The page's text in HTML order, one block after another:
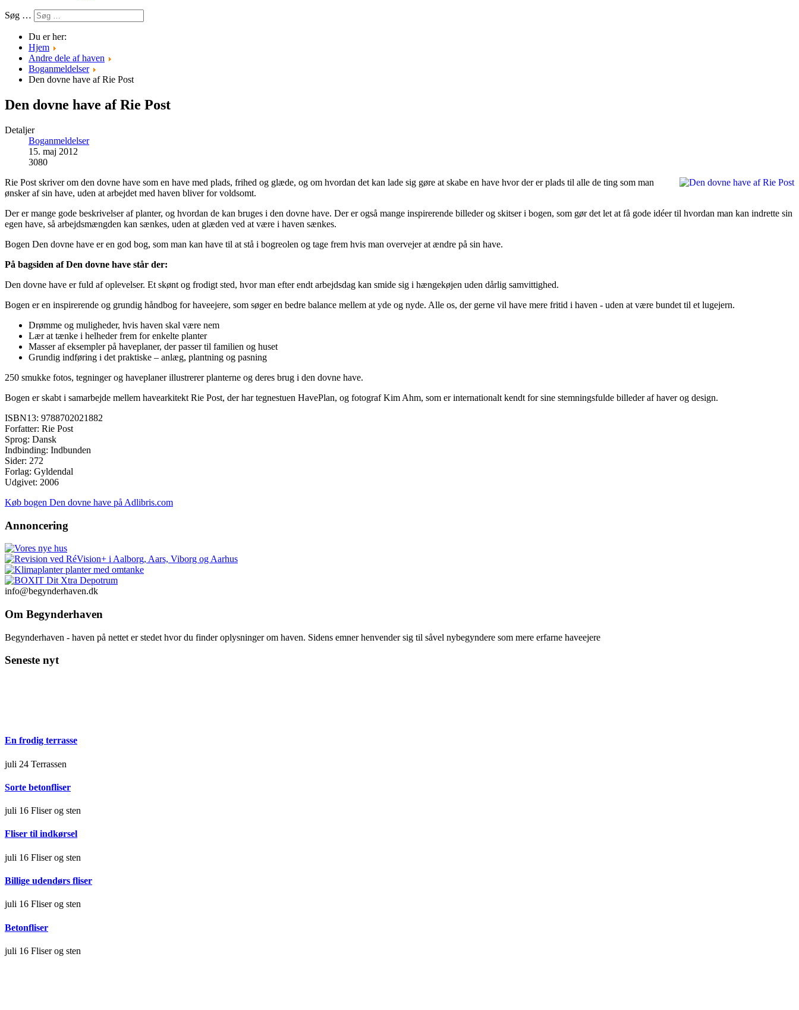
Søg …
Du er her:
Hjem
Andre dele af haven
Boganmeldelser
Den dovne have af Rie Post
Den dovne have af Rie Post
Detaljer
Boganmeldelser
15. maj 2012
3080
Rie Post skriver om den dovne have som en have med plads, frihed og glæde, og om hvordan det kan lade sig gøre at skabe en have hvor der er plads til alle de ting som man
ønsker af sin have, uden at arbejdet med haven bliver for voldsomt.
Der er mange gode beskrivelser af planter, og hvordan de kan bruges i den dovne have. Der er også mange inspirerende billeder og skitser i bogen, som gør det let at få gode idéer til hvordan man kan indrette sin
egen have, så arbejdsmængden kan sænkes, uden at glæden ved at være i haven sænkes.
Bogen Den dovne have er en god bog, som man kan have til at stå i bogreolen og tage frem hvis man overvejer at ændre på sin have.
På bagsiden af Den dovne have står der:
Den dovne have er fuld af oplevelser. Et skønt og frodigt sted, hvor man efter endt arbejdsdag kan smide sig i hængekøjen uden dårlig samvittighed.
Bogen er en inspirerende og grundig håndbog for haveejere, som søger en bedre balance mellem at yde og nyde. Alle os, der gerne vil have mere fritid i haven - uden at være bundet til et lugejern.
Drømme og muligheder, hvis haven skal være nem
Lær at tænke i helheder frem for enkelte planter
Masser af eksempler på haveplaner, der passer til familien og huset
Grundig indføring i det praktiske – anlæg, plantning og pasning
250 smukke fotos, tegninger og haveplaner illustrerer planterne og deres brug i den dovne have.
Bogen er skabt i samarbejde mellem havearkitekt Rie Post, der har tegnestuen HavePlan, og fotograf Kim Ahm, som er internationalt kendt for sine stemningsfulde billeder af haver og design.
ISBN13: 9788702021882
Forfatter: Rie Post
Sprog: Dansk
Indbinding: Indbunden
Sider: 272
Forlag: Gyldendal
Udgivet: 2006
Køb bogen Den dovne have på Adlibris.com
Annoncering
info@begynderhaven.dk
Om Begynderhaven
Begynderhaven - haven på nettet er stedet hvor du finder oplysninger om haven. Sidens emner henvender sig til såvel nybegyndere som mere erfarne haveejere
Seneste nyt
En frodig terrasse
juli 24 Terrassen
Sorte betonfliser
juli 16 Fliser og sten
Fliser til indkørsel
juli 16 Fliser og sten
Billige udendørs fliser
juli 16 Fliser og sten
Betonfliser
juli 16 Fliser og sten